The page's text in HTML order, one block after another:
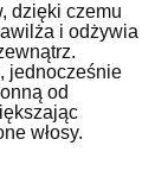
dzięki czemu
i odżywia
jednocześnie
od
włosy.